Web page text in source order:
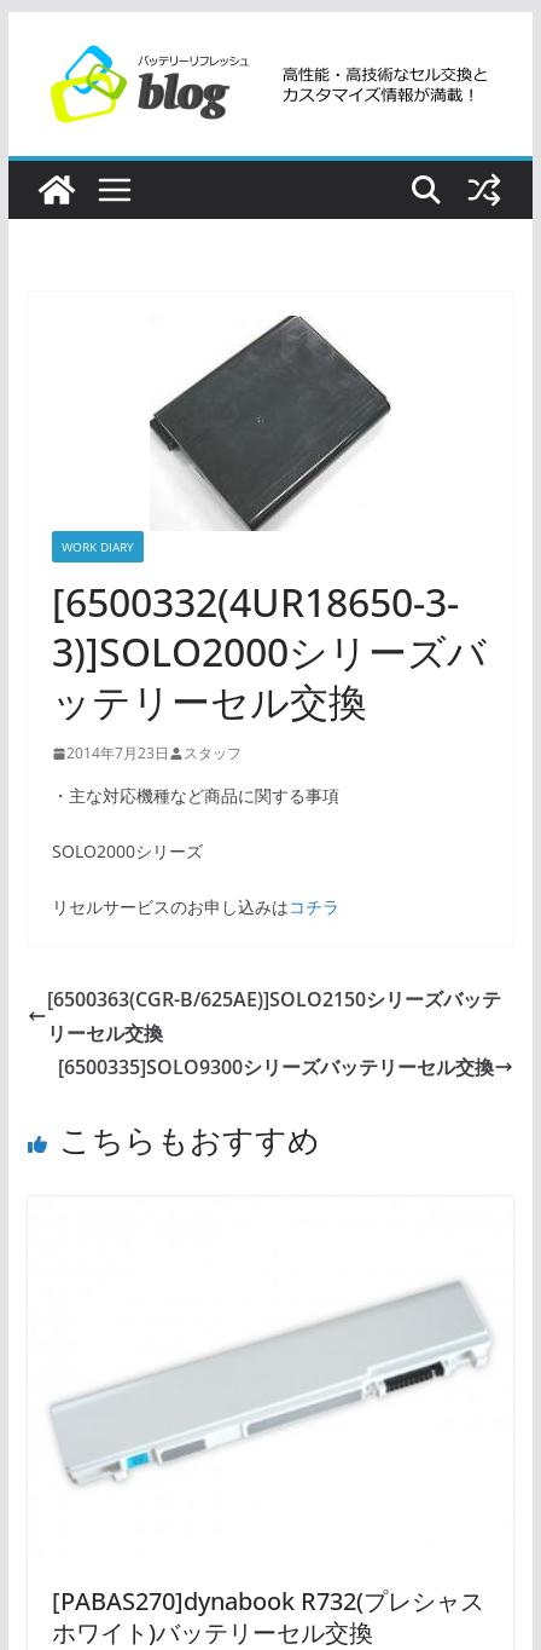
ツ
WORK DIARY
[6500332(4UR18650-3-
3)]SOLO2000シリーズバ
ッテリーセル交換
2014年7月23日 スタッフ
・主な対応機種など商品に関する事項
SOLO2000シリーズ
リセルサービスのお申し込みはコチラ
[6500363(CGR-B/625AE)]SOLO2150シリーズバッテ
リーセル交換
[6500335]SOLO9300シリーズバッテリーセル交換
こちらもおすすめ
[PABAS270]dynabook R732(プレシャス
ホワイト)バッテリーセル交換